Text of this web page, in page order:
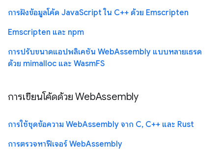
การฝังข้อมูลโค้ด JavaScript ใน C++ ด้วย Emscripten
Emscripten และ npm
การปรับขนาดแอปพลิเคชัน WebAssembly แบบหลายเธรด
ด้วย mimalloc และ WasmFS
การเขียนโค้ดด้วย WebAssembly
การใช้ชุดข้อความ WebAssembly จาก C, C++ และ Rust
การตรวจหาฟีเจอร์ WebAssembly